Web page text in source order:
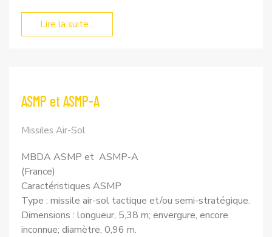
Lire la suite...
ASMP et ASMP-A
Missiles Air-Sol
MBDA ASMP et ASMP-A
(France)
Caractéristiques ASMP
Type : missile air-sol tactique et/ou semi-stratégique.
Dimensions : longueur, 5,38 m; envergure, encore
inconnue; diamètre, 0,96 m.